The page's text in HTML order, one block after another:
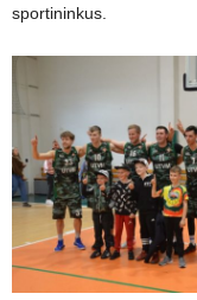
sportininkus.